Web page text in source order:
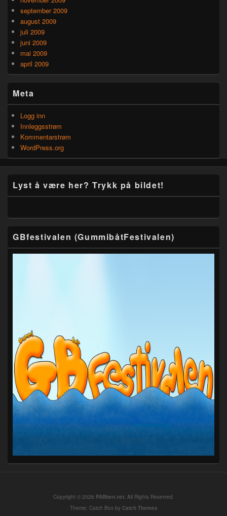
september 2009
august 2009
juli 2009
juni 2009
mai 2009
april 2009
Meta
Logg inn
Innleggsstrøm
Kommentarstrøm
WordPress.org
Lyst å være her? Trykk på bildet!
GBfestivalen (GummibåtFestivalen)
Copyright © 2026 PABben.net. All Rights Reserved.
Theme: Catch Box by Catch Themes